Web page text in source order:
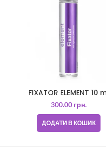
FIXATOR ELEMENT 10
300.00 грн.
ДОДАТИ В КОШИК